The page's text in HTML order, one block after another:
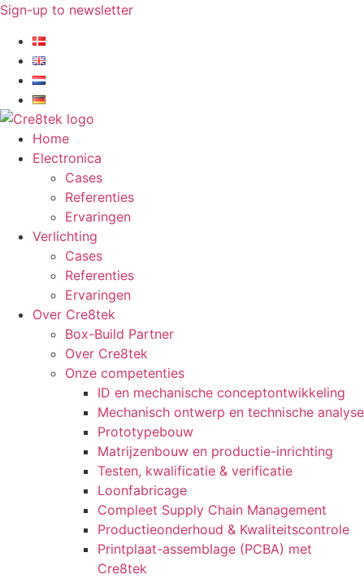
Ga
inhoud
Sign-up to newsletter​
Home
Electronica
Cases
Referenties
Ervaringen
Verlichting
Cases
Referenties
Ervaringen
Over Cre8tek
Box-Build Partner
Over Cre8tek
Onze competenties
ID en mechanische conceptontwikkeling
Mechanisch ontwerp en technische analyse
Prototypebouw
Matrijzenbouw en productie-inrichting
Testen, kwalificatie & verificatie
Loonfabricage
Compleet Supply Chain Management
Productieonderhoud & Kwaliteitscontrole
Printplaat-assemblage (PCBA) met
Cre8tek